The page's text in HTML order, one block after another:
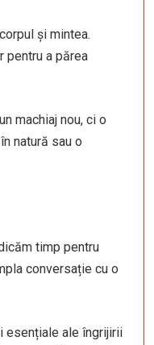
și mintea.
pentru a părea
machiaj nou, ci o
natură sau o
timp pentru
conversație cu o
esențiale ale îngrijirii